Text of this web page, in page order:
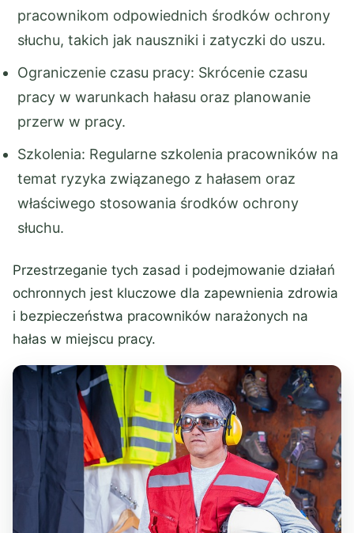
pracownikom odpowiednich środków ochrony
słuchu, takich jak nauszniki i zatyczki do uszu.
Ograniczenie czasu pracy: Skrócenie czasu
pracy w warunkach hałasu oraz planowanie
przerw w pracy.
Szkolenia: Regularne szkolenia pracowników na
temat ryzyka związanego z hałasem oraz
właściwego stosowania środków ochrony
słuchu.
Przestrzeganie tych zasad i podejmowanie działań
ochronnych jest kluczowe dla zapewnienia zdrowia
i bezpieczeństwa pracowników narażonych na
hałas w miejscu pracy.